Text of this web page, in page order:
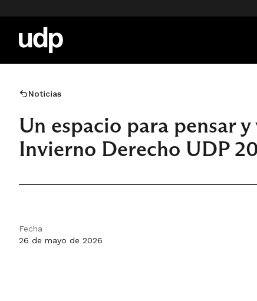
Noticias
Un espacio para pensar
Invierno Derecho UDP
Fecha
26 de mayo de 2026